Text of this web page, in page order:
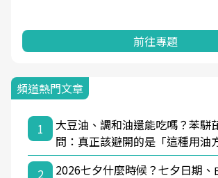
前往專題
頻道熱門文章
1
大豆油、調和油還能吃嗎？苯駢
問：真正該避開的是「這種用油
2
2026七夕什麼時候？七夕日期、